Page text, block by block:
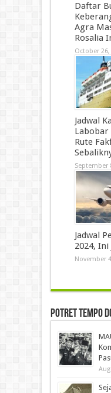
Daftar
Agra
Rosalia
October 26,
Jadwal
Labobar
Rute
September
Jadwal
2024, Ini
November
Potret Tempo